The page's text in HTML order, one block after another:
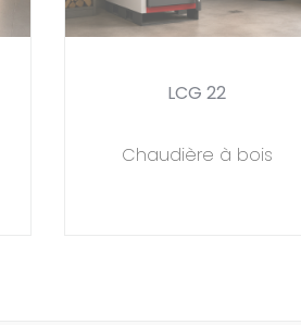
LCG 22
Chaudière à bois